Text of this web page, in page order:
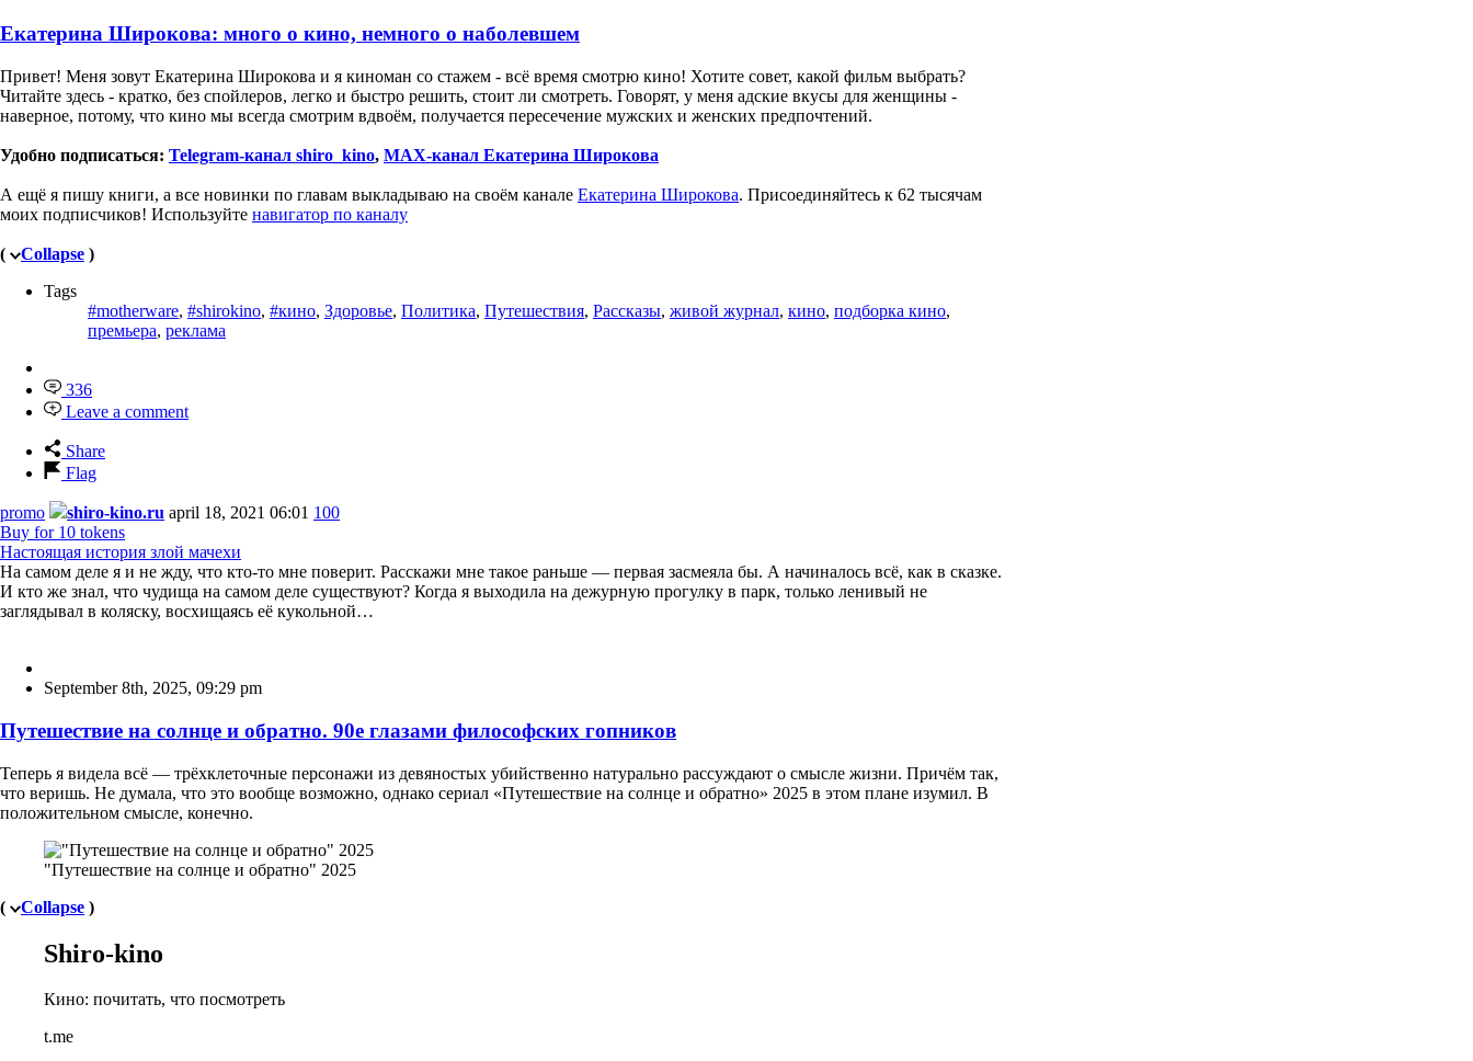
Екатерина Широкова: много о кино, немного о наболевшем
Привет! Меня зовут Екатерина Широкова и я киноман со стажем - всё время смотрю кино! Хотите совет, какой фильм выбрать?
Читайте здесь - кратко, без спойлеров, легко и быстро решить, стоит ли смотреть. Говорят, у меня адские вкусы для женщины -
наверное, потому, что кино мы всегда смотрим вдвоём, получается пересечение мужских и женских предпочтений.
Удобно подписаться: Telegram-канал shiro_kino, MAX-канал Екатерина Широкова
А ещё я пишу книги, а все новинки по главам выкладываю на своём канале Екатерина Широкова. Присоединяйтесь к 62 тысячам
моих подписчиков! Используйте навигатор по каналу
( Collapse )
Tags
#motherware, #shirokino, #кино, Здоровье, Политика, Путешествия, Рассказы, живой журнал, кино, подборка кино,
премьера, реклама
336
Leave a comment
Share
Flag
promo shiro-kino.ru april 18, 2021 06:01 100
Buy for 10 tokens
Настоящая история злой мачехи
На самом деле я и не жду, что кто-то мне поверит. Расскажи мне такое раньше — первая засмеяла бы. А начиналось всё, как в сказке.
И кто же знал, что чудища на самом деле существуют? Когда я выходила на дежурную прогулку в парк, только ленивый не
заглядывал в коляску, восхищаясь её кукольной…
September 8th, 2025, 09:29 pm
Путешествие на солнце и обратно. 90е глазами философских гопников
Теперь я видела всё — трёхклеточные персонажи из девяностых убийственно натурально рассуждают о смысле жизни. Причём так,
что веришь. Не думала, что это вообще возможно, однако сериал «Путешествие на солнце и обратно» 2025 в этом плане изумил. В
положительном смысле, конечно.
"Путешествие на солнце и обратно" 2025
(
Collapse )
Shiro-kino
Кино: почитать, что посмотреть
t.me